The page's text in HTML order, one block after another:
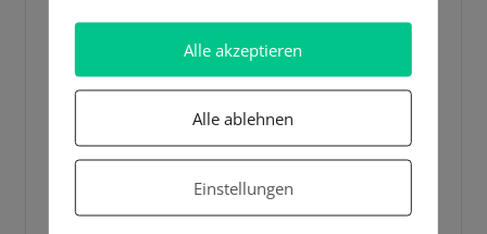
Alle akzeptieren
Alle ablehnen
Einstellungen